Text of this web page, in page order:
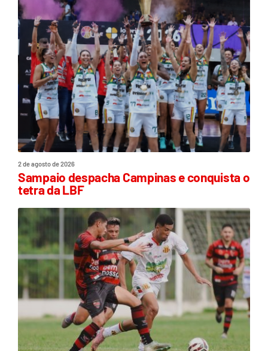
2 de agosto de 2026
Sampaio despacha Campinas e conquista o
tetra da LBF